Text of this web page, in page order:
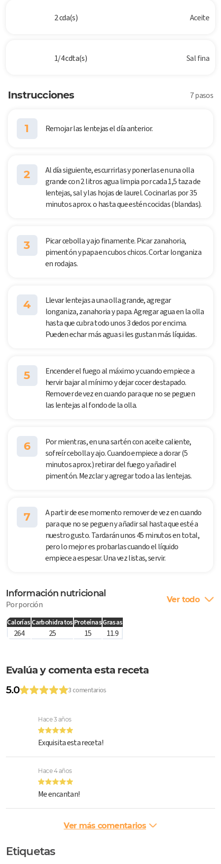
2 cda(s) Aceite
1/4 cdta(s) Sal fina
Instrucciones 7 pasos
1 Remojar las lentejas el día anterior.
2
Al día siguiente, escurrirlas y ponerlas en una olla
grande con 2 litros agua limpia por cada 1,5 taza de
lentejas, sal y las hojas de laurel. Cocinarlas por 35
minutos aprox. o hasta que estén cocidas (blandas).
3
Picar cebolla y ajo finamente. Picar zanahoria,
pimentón y papa en cubos chicos. Cortar longaniza
en rodajas.
4
Llevar lentejas a una olla grande, agregar
longaniza, zanahoria y papa. Agregar agua en la olla
hasta que cubra todo unos 3 dedos por encima.
Pueden echar más agua si les gustan más líquidas.
5
Encender el fuego al máximo y cuando empiece a
hervir bajar al mínimo y dejar cocer destapado.
Remover de vez en cuando para que no se peguen
las lentejas al fondo de la olla.
6
Por mientras, en una sartén con aceite caliente,
sofreír cebolla y ajo. Cuando empiece a dorar (5
minutos aprox.) retirar del fuego y añadir el
pimentón. Mezclar y agregar todo a las lentejas.
7
A partir de ese momento remover de vez en cuando
para que no se peguen y añadir sal hasta que esté a
nuestro gusto. Tardarán unos 45 minutos en total,
pero lo mejor es probarlas cuando el líquido
empiece a espesar. Una vez listas, servir.
Información nutricional
Por porción Ver todo
Calorías Carbohidratos ProteínasGrasas
264 25 15 11.9
Evalúa y comenta esta receta
5.0
3 comentarios
Hace 3 años
Exquisita esta receta!
Hace 4 años
Me encantan!
Ver más comentarios
Etiquetas